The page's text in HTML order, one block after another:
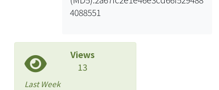
4088551
Views
13
Last Week